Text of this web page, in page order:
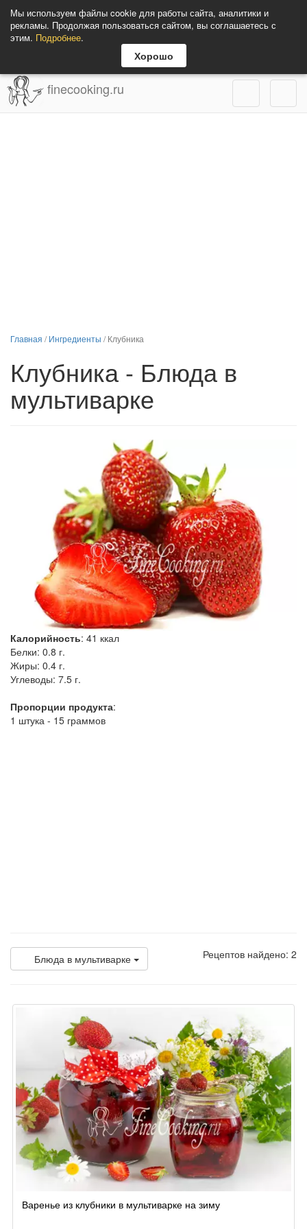
Мы используем файлы cookie для работы сайта, аналитики и
рекламы. Продолжая пользоваться сайтом, вы соглашаетесь с
этим. Подробнее.
Хорошо
finecooking.ru
Главная /Ингредиенты /Клубника
Клубника - Блюда в
мультиварке
Калорийность: 41 ккал
Белки: 0.8 г.
Жиры: 0.4 г.
Углеводы: 7.5 г.
Пропорции продукта:
1 штука - 15 граммов
Блюда в мультиварке Рецептов найдено: 2
Варенье из клубники в мультиварке на зиму